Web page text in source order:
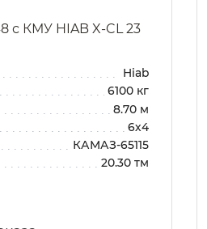
с КМУ HIAB X-CL 23
Hiab
6100 кг
8.70 м
6х4
КАМАЗ-65115
20.30 тм